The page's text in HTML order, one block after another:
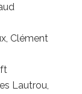
Clément
Lautrou,